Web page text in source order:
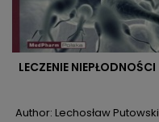
LECZENIE NIEPŁODNOŚCI
Author: Lechosław Putowski